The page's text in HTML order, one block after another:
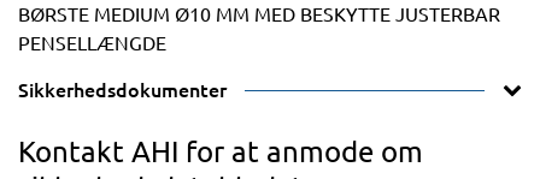
BØRSTE MEDIUM Ø10 MM MED BESKYTTE JUSTERBAR
PENSELLÆNGDE
Sikkerhedsdokumenter
Kontakt AHI for at anmode om